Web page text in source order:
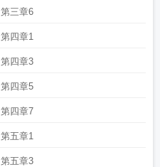
第三章6
第四章1
第四章3
第四章5
第四章7
第五章1
第五章3